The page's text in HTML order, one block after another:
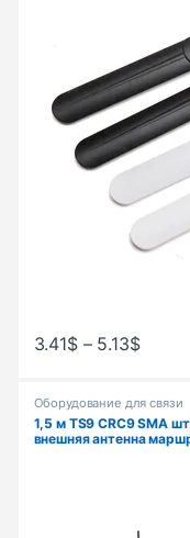
3.41$– 5.13$
Оборудование для связи
1,5 м TS9 CRC9 SMA
внешняя антенна